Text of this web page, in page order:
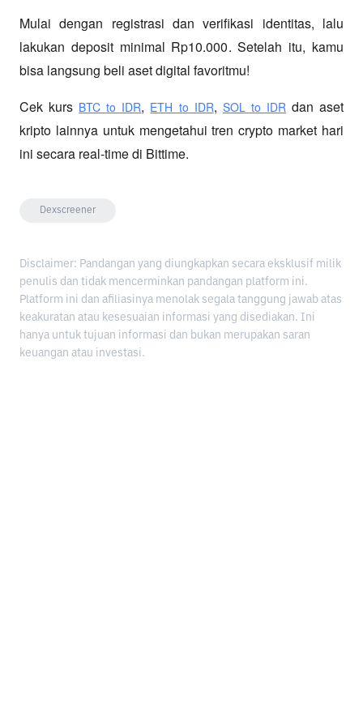
Mulai dengan registrasi dan verifikasi identitas, lalu
lakukan deposit minimal Rp10.000. Setelah itu, kamu
bisa langsung beli aset digital favoritmu!
Cek kurs BTC to IDR, ETH to IDR, SOL to IDR dan aset
kripto lainnya untuk mengetahui tren crypto market hari
ini secara real-time di Bittime.
Dexscreener
Disclaimer: Pandangan yang diungkapkan secara eksklusif milik
penulis dan tidak mencerminkan pandangan platform ini.
Platform ini dan afiliasinya menolak segala tanggung jawab atas
keakuratan atau kesesuaian informasi yang disediakan. Ini
hanya untuk tujuan informasi dan bukan merupakan saran
keuangan atau investasi.